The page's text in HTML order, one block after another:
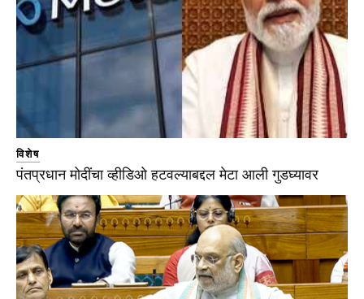
विशेष
पंतप्रधान मोदींचा व्हीडिओ हटवल्याबद्दल मेटा आली गुडघ्यावर